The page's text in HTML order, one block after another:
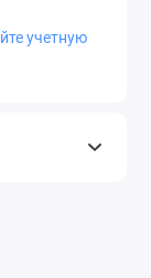
учетную